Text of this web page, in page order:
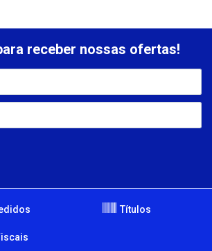
receber nossas ofertas!
Títulos